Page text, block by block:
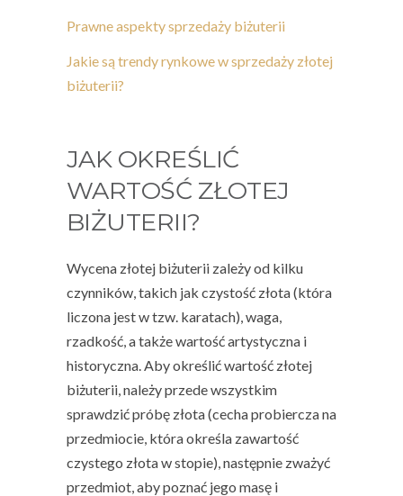
Prawne aspekty sprzedaży biżuterii
Jakie są trendy rynkowe w sprzedaży złotej
biżuterii?
JAK OKREŚLIĆ
WARTOŚĆ ZŁOTEJ
BIŻUTERII?
Wycena złotej biżuterii zależy od kilku
czynników, takich jak czystość złota (która
liczona jest w tzw. karatach), waga,
rzadkość, a także wartość artystyczna i
historyczna. Aby określić wartość złotej
biżuterii, należy przede wszystkim
sprawdzić próbę złota (cecha probiercza na
przedmiocie, która określa zawartość
czystego złota w stopie), następnie zważyć
przedmiot, aby poznać jego masę i